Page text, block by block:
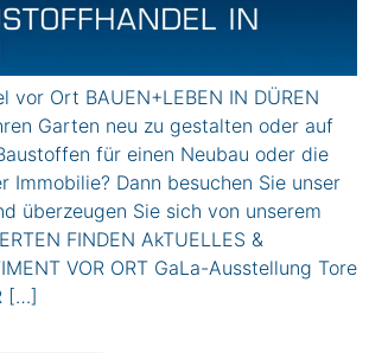
vor Ort BAUEN+LEBEN IN DÜREN
Garten neu zu gestalten oder auf
für einen Neubau oder die
Immobilie? Dann besuchen Sie unser
überzeugen Sie sich von unserem
FINDEN AkTUELLES &
VOR ORT GaLa-Ausstellung Tore
[…]